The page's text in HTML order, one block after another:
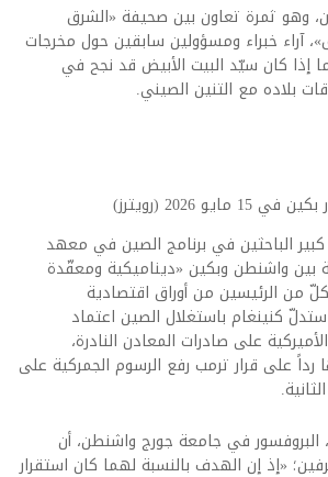
وهو ثمرة تعاون بين صحيفة «الشرق
آراء خبراء ومسؤولين سابقين حول مخرجات
إذا كان سيّد البيت الأبيض قد نجح في
بلاده مع التنين الصيني.
2026 (رويترز)
الباحثين في برنامج الصين في معهد
بين واشنطن وبكين «ديناميكية ومعقّدة
من الرئيسين من أوراق اقتصادية
كنينغام باستغلال الصين اعتماد
على صادرات المعادن النادرة،
رداً على قرار ترمب رفع الرسوم الجمركية على
البروفسور في جامعة جورج واشنطن، أن
«إذ إن الهدف بالنسبة لهما كان استقرار